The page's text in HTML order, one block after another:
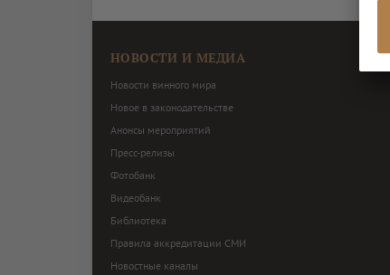
НОВОСТИ И МЕДИА
Новости винного мира
Новое в законодательстве
Анонсы мероприятий
Пресс-релизы
Фотобанк
Видеобанк
Библиотека
Правила аккредитации СМИ
Новостные каналы